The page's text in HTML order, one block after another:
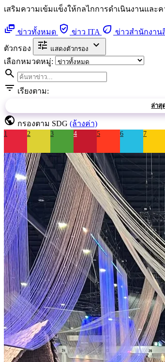
เสริมความเข้มแข็งให้กลไกการดำเนินงานแล
dynamic_feed ข่าวทั้งหมด verified_user ข่าว ITA eco ข่าวสำนักงาน
ตัวกรอง
tune แสดงตัวกรอง expand_more
เลือกหมวดหมู่:
search
filter_list เรียงตาม:
ล่าสุ
public กรองตาม SDG (ล้างค่า)
1 2 3 4 5 6 7